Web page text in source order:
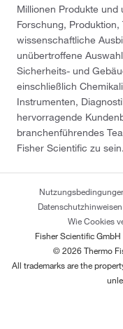
Millionen Produkte und
Forschung,
wissenschaftliche
unübertroffene
Sicherheits- und
einschließlich
Instrumenten,
hervorragende
branchenführendes
Fisher Scientific zu sein.
Datenschutzhinweisen
Wie Cookies
Fisher Scientific
© 2026 Thermo
All trademarks are the